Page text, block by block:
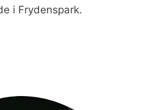
i Frydenspark.